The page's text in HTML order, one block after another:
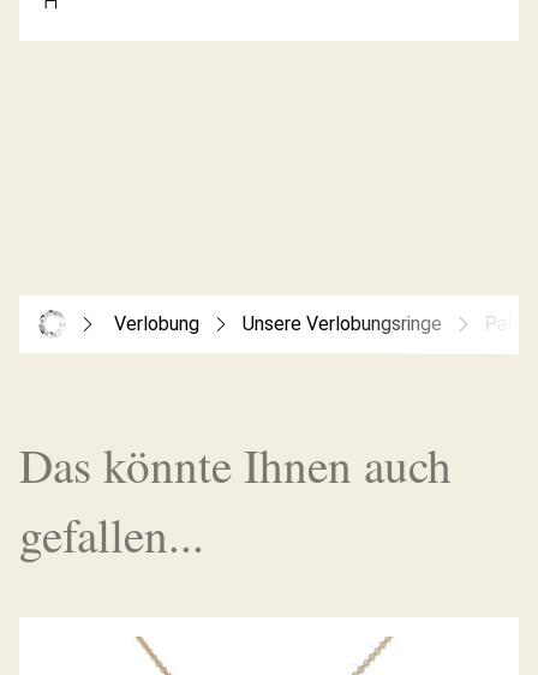
Verlobung Unsere Verlobungsringe
Das könnte Ihnen auch
gefallen...